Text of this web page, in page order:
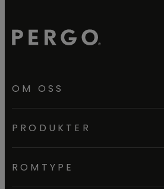
OM OSS
PRODUKTER
ROMTYPE